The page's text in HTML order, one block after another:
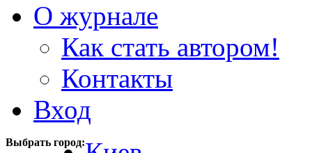
О журнале
Как стать автором!
Контакты
Вход
Выбрать город: